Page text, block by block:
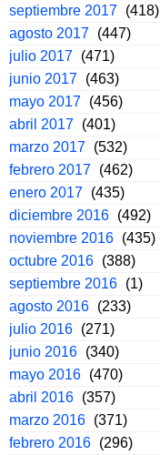
septiembre 2017 (418)
agosto 2017 (447)
julio 2017 (471)
junio 2017 (463)
mayo 2017 (456)
abril 2017 (401)
marzo 2017 (532)
febrero 2017 (462)
enero 2017 (435)
diciembre 2016 (492)
noviembre 2016 (435)
octubre 2016 (388)
septiembre 2016 (1)
agosto 2016 (233)
julio 2016 (271)
junio 2016 (340)
mayo 2016 (470)
abril 2016 (357)
marzo 2016 (371)
febrero 2016 (296)